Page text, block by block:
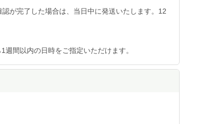
が完了した場合は、当日中に発送いたします。12
間以内の日時をご指定いただけます。